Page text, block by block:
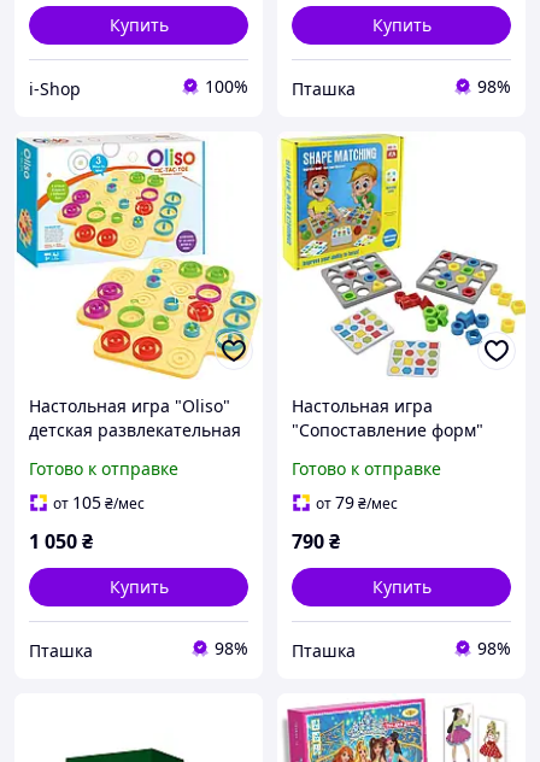
Купить
i-Shop 100%
Купить
Пташка 98%
Настольная игра "Oliso"
детская развлекательная
мышление для детей от 2
до 4 игроков
Готово к отправке
от 105₴/мес
1 050₴
Купить
Пташка 98%
Настольная игра
"Сопоставление форм"
игра, на логику
мышление и
Готово к отправке
от79₴/мес
790₴
Купить
Пташка 98%